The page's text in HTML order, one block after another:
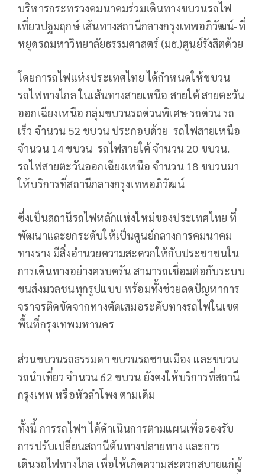
บริหารกระทรวงคมนาคมร่วมเดินทางขบวนรถไฟ
เที่ยวปฐมฤกษ์ เส้นทางสถานีกลางกรุงเทพอภิวัฒน์-ที่
หยุดรถมหาวิทยาลัยธรรมศาสตร์ (มธ.)ศูนย์รังสิตด้วย
โดยการถไฟแห่งประเทศไทย ได้กำหนดให้ขบวน
รถไฟทางไกล ในเส้นทางสายเหนือ สายใต้ สายตะวัน
ออกเฉียงเหนือ กลุ่มขบวนรถด่วนพิเศษ รถด่วน รถ
เร็ว จำนวน 52 ขบวน ประกอบด้วย รถไฟสายเหนือ
จำนวน 14 ขบวน รถไฟสายใต้ จำนวน 20 ขบวน.
รถไฟสายตะวันออกเฉียงเหนือ จำนวน 18 ขบวนมา
ให้บริการที่สถานีกลางกรุงเทพอภิวัฒน์
ซึ่งเป็นสถานีรถไฟหลักแห่งใหม่ของประเทศไทย ที่
พัฒนาและยกระดับให้เป็นศูนย์กลางการคมนาคม
ทางราง มีสิ่งอำนวยความสะดวกให้กับประชาชนใน
การเดินทางอย่างครบครัน สามารถเชื่อมต่อกับระบบ
ขนส่งมวลชนทุกรูปแบบ พร้อมทั้งช่วยลดปัญหาการ
จราจรติดขัดจากทางตัดเสมอระดับทางรถไฟในเขต
พื้นที่กรุงเทพมหานคร
ส่วนขบวนรถธรรมดา ขบวนรถชานเมือง และขบวน
รถนำเที่ยว จำนวน 62 ขบวน ยังคงให้บริการที่สถานี
กรุงเทพ หรือหัวลำโพง ตามเดิม
ทั้งนี้ การรถไฟฯ ได้ดำเนินการตามแผนเพื่อรองรับ
การปรับเปลี่ยนสถานีต้นทางปลายทาง และการ
เดินรถไฟทางไกล เพื่อให้เกิดความสะดวกสบายแก่ผู้